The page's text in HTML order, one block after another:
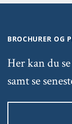
BROCHURER OG
Her kan du
samt se